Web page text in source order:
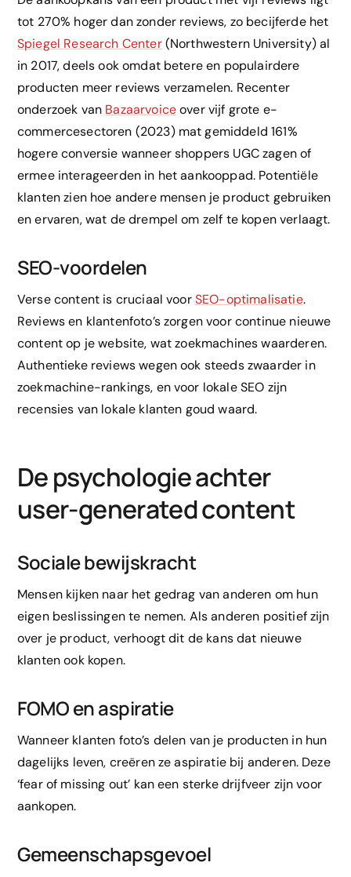
tot 270% hoger dan zonder reviews, zo becijferde het
Spiegel Research Center(Northwestern University) al
in 2017, deels ook omdat betere en populairdere
producten meer reviews verzamelen. Recenter
onderzoek van Bazaarvoiceover vijf grote e-
commercesectoren (2023) mat gemiddeld 161%
hogere conversie wanneer shoppers UGC zagen of
ermee interageerden in het aankooppad. Potentiële
klanten zien hoe andere mensen je product gebruiken
en ervaren, wat de drempel om zelf te kopen verlaagt.
SEO-voordelen
Verse content is cruciaal voorSEO-optimalisatie.
Reviews en klantenfoto’s zorgen voor continue nieuwe
content op je website, wat zoekmachines waarderen.
Authentieke reviews wegen ook steeds zwaarder in
zoekmachine-rankings, en voor lokale SEO zijn
recensies van lokale klanten goud waard.
De psychologie achter
user-generated content
Sociale bewijskracht
Mensen kijken naar het gedrag van anderen om hun
eigen beslissingen te nemen. Als anderen positief zijn
over je product, verhoogt dit de kans dat nieuwe
klanten ook kopen.
FOMO en aspiratie
Wanneer klanten foto’s delen van je producten in hun
dagelijks leven, creëren ze aspiratie bij anderen. Deze
‘fear of missing out’ kan een sterke drijfveer zijn voor
aankopen.
Gemeenschapsgevoel